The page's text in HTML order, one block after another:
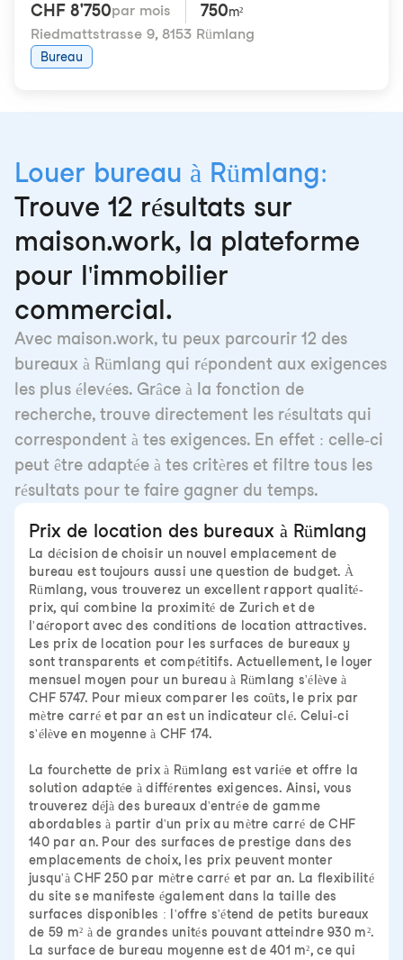
CHF 8'750par mois 750m²
Riedmattstrasse 9, 8153 Rümlang
Bureau
Louer bureau à Rümlang:
Trouve 12 résultats sur
maison.work, la plateforme
pour l'immobilier
commercial.
Avec maison.work, tu peux parcourir 12 des
bureaux à Rümlang qui répondent aux exigences
les plus élevées. Grâce à la fonction de
recherche, trouve directement les résultats qui
correspondent à tes exigences. En effet : celle-ci
peut être adaptée à tes critères et filtre tous les
résultats pour te faire gagner du temps.
Prix de location des bureaux à Rümlang
La décision de choisir un nouvel emplacement de
bureau est toujours aussi une question de budget. À
Rümlang, vous trouverez un excellent rapport qualité-
prix, qui combine la proximité de Zurich et de
l'aéroport avec des conditions de location attractives.
Les prix de location pour les surfaces de bureaux y
sont transparents et compétitifs. Actuellement, le loyer
mensuel moyen pour un bureau à Rümlang s'élève à
CHF 5747. Pour mieux comparer les coûts, le prix par
mètre carré et par an est un indicateur clé. Celui-ci
s'élève en moyenne à CHF 174.
La fourchette de prix à Rümlang est variée et offre la
solution adaptée à différentes exigences. Ainsi, vous
trouverez déjà des bureaux d'entrée de gamme
abordables à partir d'un prix au mètre carré de CHF
140 par an. Pour des surfaces de prestige dans des
emplacements de choix, les prix peuvent monter
jusqu'à CHF 250 par mètre carré et par an. La flexibilité
du site se manifeste également dans la taille des
surfaces disponibles : l'offre s'étend de petits bureaux
de 59 m² à de grandes unités pouvant atteindre 930 m².
La surface de bureau moyenne est de 401 m², ce qui